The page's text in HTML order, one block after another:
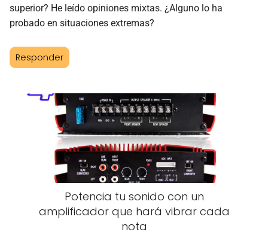
superior? He leído opiniones mixtas. ¿Alguno lo ha
probado en situaciones extremas?
Responder
Potencia tu sonido con un
amplificador que hará vibrar cada
nota